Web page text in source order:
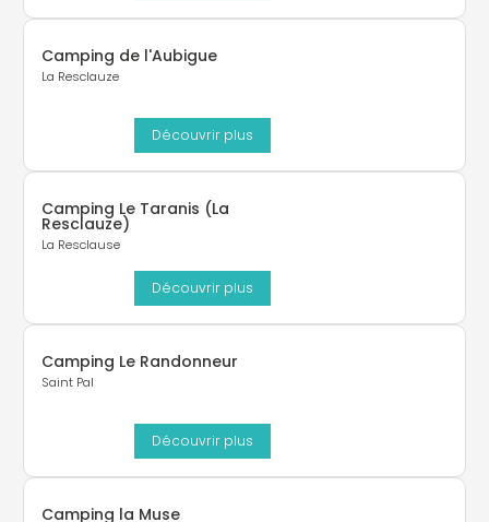
Camping de l'Aubigue
La Resclauze
Découvrir plus
Camping Le Taranis (La
Resclauze)
La Resclause
Découvrir plus
Camping Le Randonneur
Saint Pal
Découvrir plus
Camping la Muse